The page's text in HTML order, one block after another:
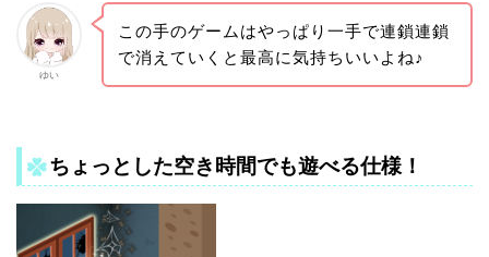
ゆい
この手のゲームはやっぱり一手で連鎖連鎖
で消えていくと最高に気持ちいいよね♪
ちょっとした空き時間でも遊べる仕様！